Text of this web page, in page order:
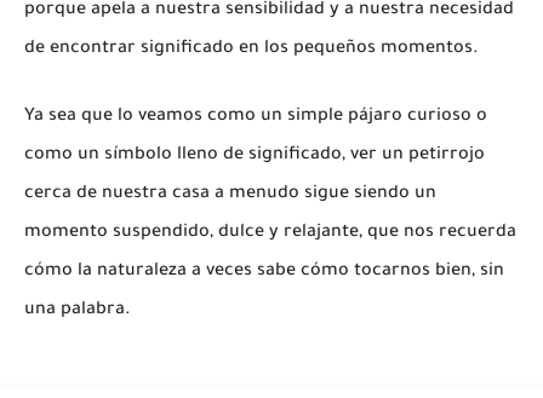
porque apela a nuestra sensibilidad y a nuestra necesidad
de encontrar significado en los pequeños momentos.
Ya sea que lo veamos como un simple pájaro curioso o
como un símbolo lleno de significado, ver un petirrojo
cerca de nuestra casa a menudo sigue siendo un
momento suspendido, dulce y relajante, que nos recuerda
cómo la naturaleza a veces sabe cómo tocarnos bien, sin
una palabra.